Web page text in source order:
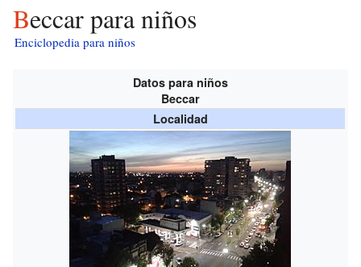
Beccar para niños
Enciclopedia para niños
Datos para niños
Beccar
Localidad